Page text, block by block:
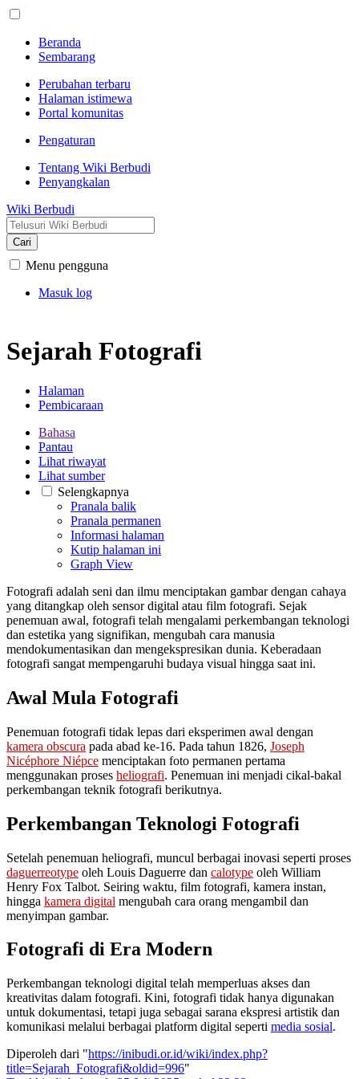
Beranda
Sembarang
Perubahan terbaru
Halaman istimewa
Portal komunitas
Pengaturan
Tentang Wiki Berbudi
Penyangkalan
Wiki Berbudi
Cari
Menu pengguna
Masuk log
Sejarah Fotografi
Halaman
Pembicaraan
Bahasa
Pantau
Lihat riwayat
Lihat sumber
Selengkapnya
Pranala balik
Pranala permanen
Informasi halaman
Kutip halaman ini
Graph View
Fotografi adalah seni dan ilmu menciptakan gambar dengan cahaya
yang ditangkap oleh sensor digital atau film fotografi. Sejak
penemuan awal, fotografi telah mengalami perkembangan teknologi
dan estetika yang signifikan, mengubah cara manusia
mendokumentasikan dan mengekspresikan dunia. Keberadaan
fotografi sangat mempengaruhi budaya visual hingga saat ini.
Awal Mula Fotografi
Penemuan fotografi tidak lepas dari eksperimen awal dengan
kamera obscura pada abad ke-16. Pada tahun 1826, Joseph
Nicéphore Niépce menciptakan foto permanen pertama
menggunakan proses heliografi. Penemuan ini menjadi cikal-bakal
perkembangan teknik fotografi berikutnya.
Perkembangan Teknologi Fotografi
Setelah penemuan heliografi, muncul berbagai inovasi seperti proses
daguerreotype oleh Louis Daguerre dan calotype oleh William
Henry Fox Talbot. Seiring waktu, film fotografi, kamera instan,
hingga kamera digital mengubah cara orang mengambil dan
menyimpan gambar.
Fotografi di Era Modern
Perkembangan teknologi digital telah memperluas akses dan
kreativitas dalam fotografi. Kini, fotografi tidak hanya digunakan
untuk dokumentasi, tetapi juga sebagai sarana ekspresi artistik dan
komunikasi melalui berbagai platform digital seperti media sosial.
Diperoleh dari "https://inibudi.or.id/wiki/index.php?
title=Sejarah_Fotografi&oldid=996"